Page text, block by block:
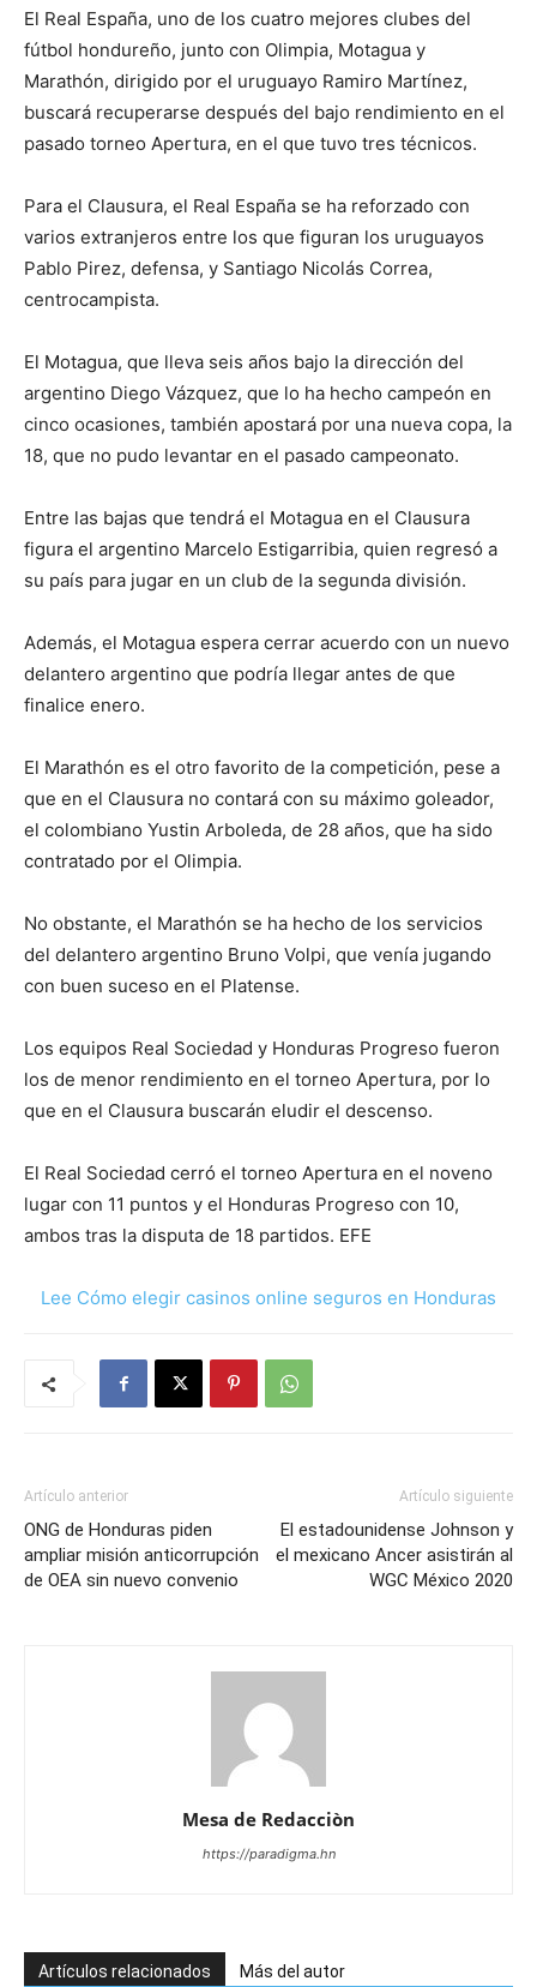
El Real España, uno de los cuatro mejores clubes del
fútbol hondureño, junto con Olimpia, Motagua y
Marathón, dirigido por el uruguayo Ramiro Martínez,
buscará recuperarse después del bajo rendimiento en el
pasado torneo Apertura, en el que tuvo tres técnicos.
Para el Clausura, el Real España se ha reforzado con
varios extranjeros entre los que figuran los uruguayos
Pablo Pirez, defensa, y Santiago Nicolás Correa,
centrocampista.
El Motagua, que lleva seis años bajo la dirección del
argentino Diego Vázquez, que lo ha hecho campeón en
cinco ocasiones, también apostará por una nueva copa, la
18, que no pudo levantar en el pasado campeonato.
Entre las bajas que tendrá el Motagua en el Clausura
figura el argentino Marcelo Estigarribia, quien regresó a
su país para jugar en un club de la segunda división.
Además, el Motagua espera cerrar acuerdo con un nuevo
delantero argentino que podría llegar antes de que
finalice enero.
El Marathón es el otro favorito de la competición, pese a
que en el Clausura no contará con su máximo goleador,
el colombiano Yustin Arboleda, de 28 años, que ha sido
contratado por el Olimpia.
No obstante, el Marathón se ha hecho de los servicios
del delantero argentino Bruno Volpi, que venía jugando
con buen suceso en el Platense.
Los equipos Real Sociedad y Honduras Progreso fueron
los de menor rendimiento en el torneo Apertura, por lo
que en el Clausura buscarán eludir el descenso.
El Real Sociedad cerró el torneo Apertura en el noveno
lugar con 11 puntos y el Honduras Progreso con 10,
ambos tras la disputa de 18 partidos. EFE
Lee Cómo elegir casinos online seguros en Honduras
Artículo anterior
ONG de Honduras piden
ampliar misión anticorrupción
de OEA sin nuevo convenio
Artículo siguiente
El estadounidense Johnson y
el mexicano Ancer asistirán al
WGC México 2020
Mesa de Redacciòn
https://paradigma.hn
Artículos relacionados Más del autor